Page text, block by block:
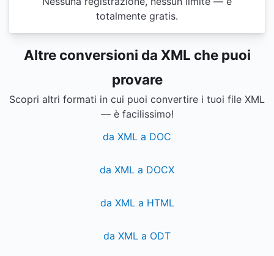
totalmente gratis.
Altre conversioni da XML che puoi
provare
Scopri altri formati in cui puoi convertire i tuoi file XML
— è facilissimo!
da XML a DOC
da XML a DOCX
da XML a HTML
da XML a ODT